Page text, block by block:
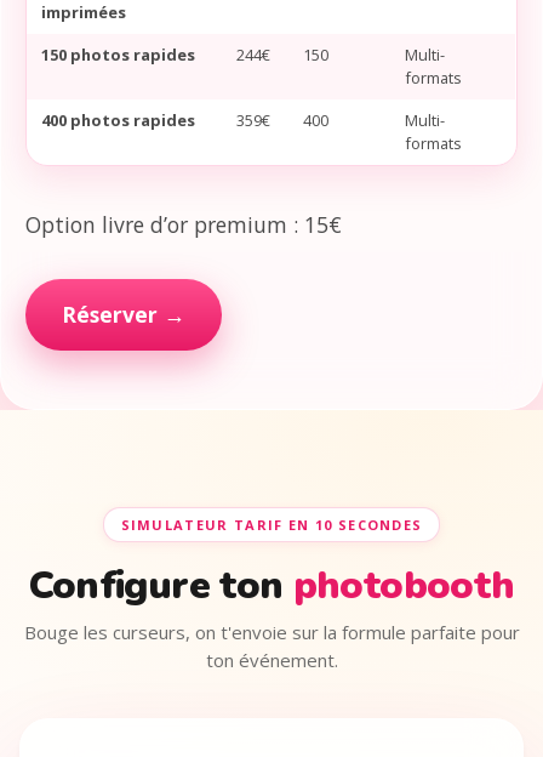
imprimées
150 photos rapides 244€ 150
Multi-
formats
400 photos rapides
359€ 400
Multi-
formats
Option livre d’or premium : 15€
Réserver →
SIMULATEUR TARIF EN 10 SECONDES
Configure ton photobooth
Bouge les curseurs, on t'envoie sur la formule parfaite pour
ton événement.